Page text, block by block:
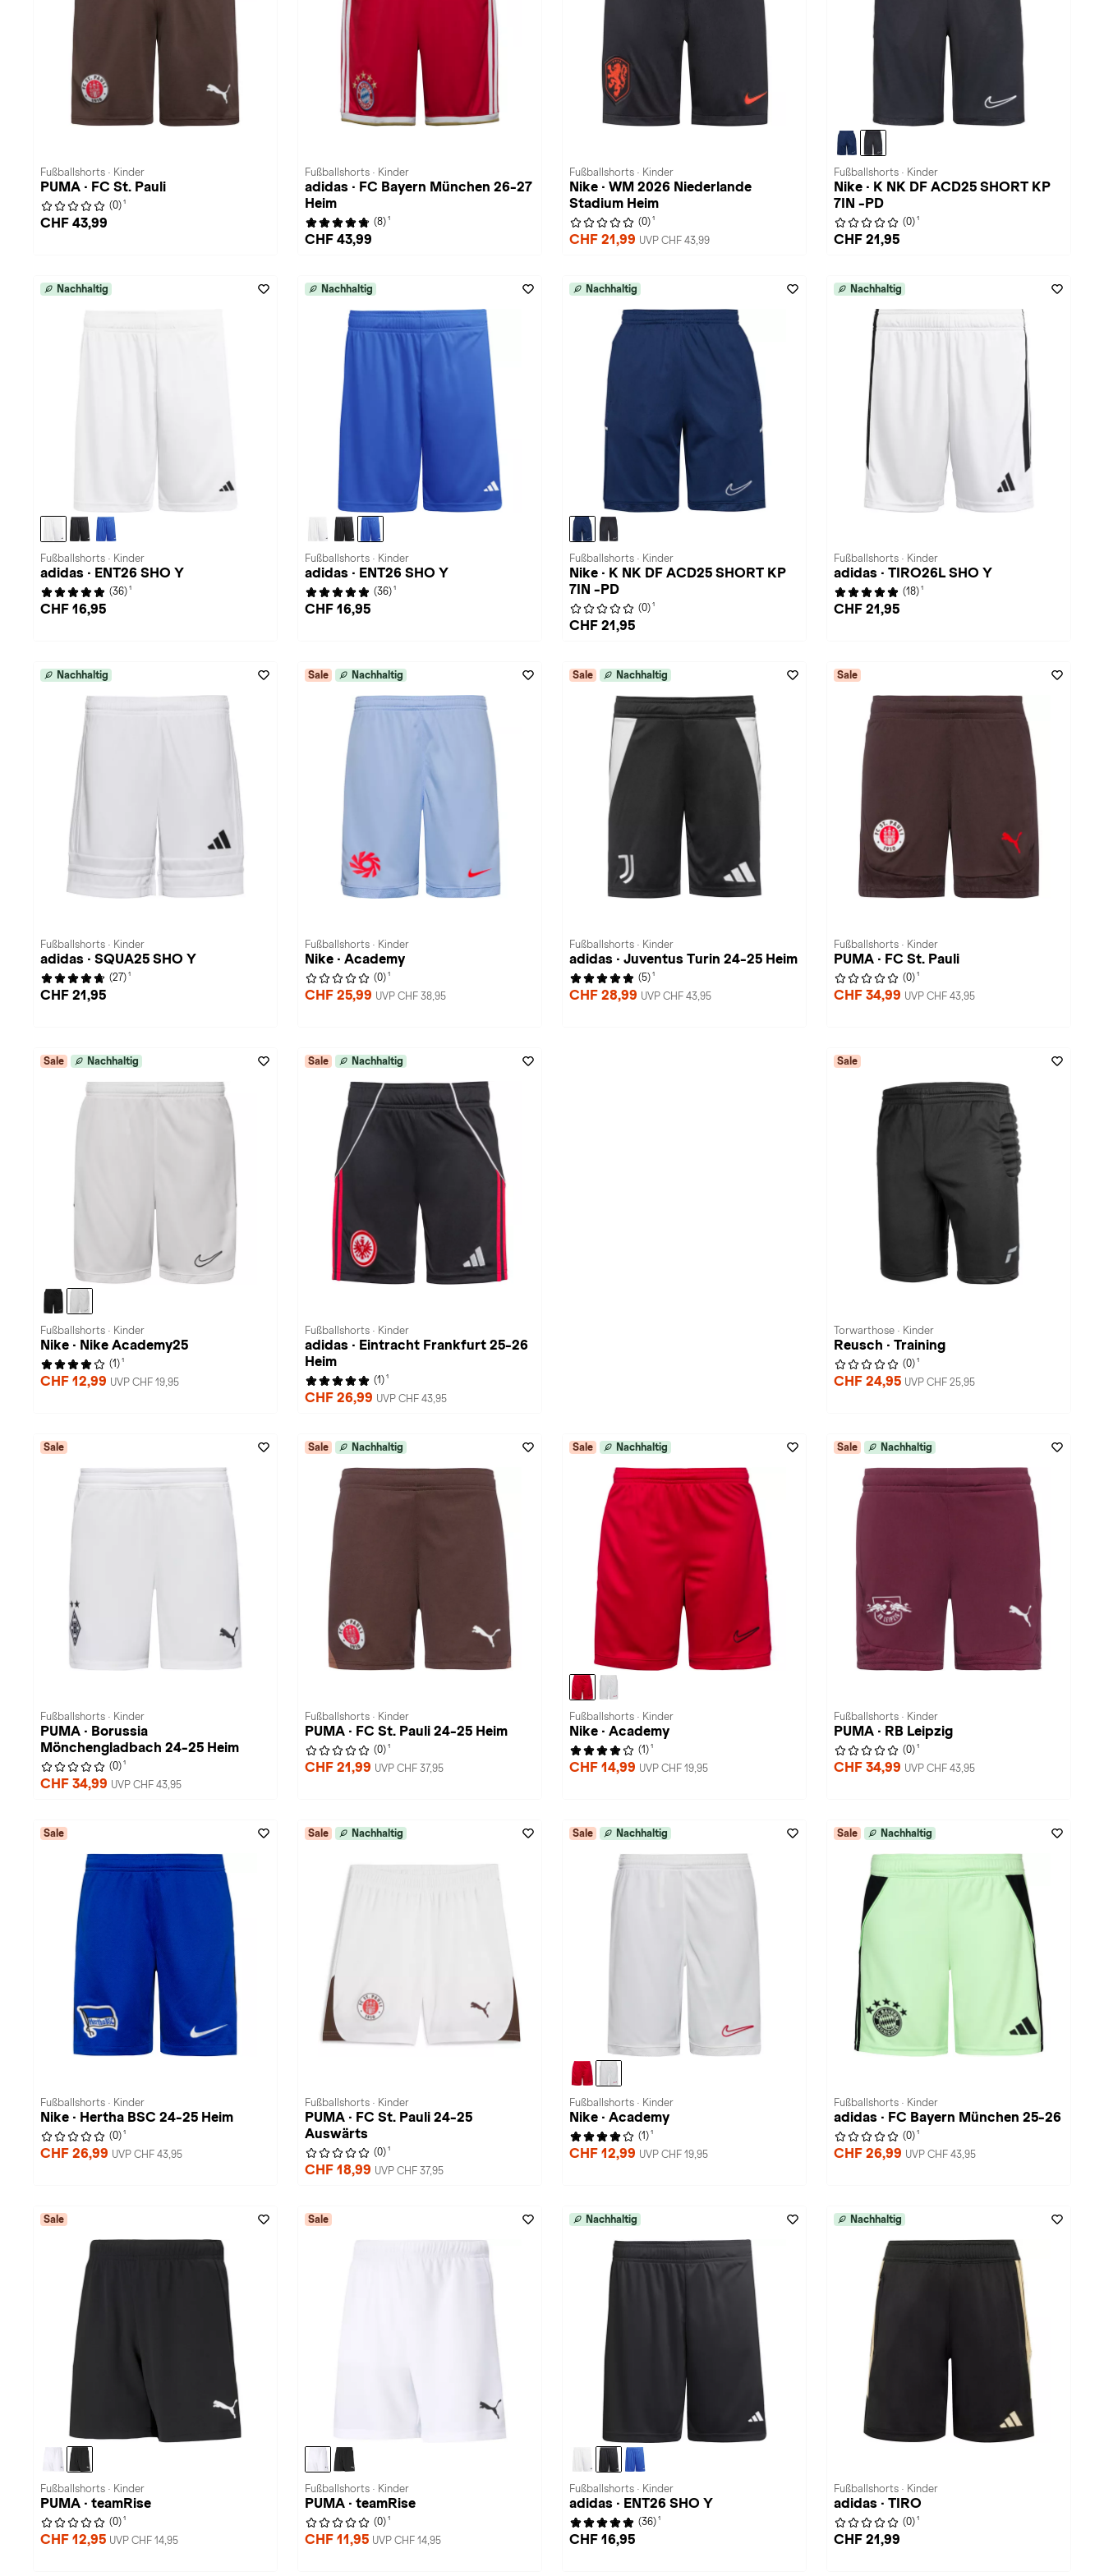
Fußballshorts · Kinder
PUMA · FC St. Pauli
(0) 1
CHF 43,99
Fußballshorts · Kinder
adidas · FC Bayern München 26-27
Heim
(8) 1
CHF 43,99
Fußballshorts · Kinder
Nike · WM 2026 Niederlande
Stadium Heim
(0) 1
CHF 21,99 UVP CHF 43,99
Fußballshorts · Kinder
Nike · K NK DF ACD25 SHORT KP
7IN -PD
(0) 1
CHF 21,95
Nachhaltig
Fußballshorts · Kinder
adidas · ENT26 SHO Y
(36) 1
CHF 16,95
Nachhaltig
Fußballshorts · Kinder
adidas · ENT26 SHO Y
(36) 1
CHF 16,95
Nachhaltig
Fußballshorts · Kinder
Nike · K NK DF ACD25 SHORT KP
7IN -PD
(0) 1
CHF 21,95
Nachhaltig
Fußballshorts · Kinder
adidas · TIRO26L SHO Y
(18) 1
CHF 21,95
Nachhaltig
Fußballshorts · Kinder
adidas · SQUA25 SHO Y
(27) 1
CHF 21,95
Sale Nachhaltig
Fußballshorts · Kinder
Nike · Academy
(0) 1
CHF 25,99 UVP CHF 38,95
Sale Nachhaltig
Fußballshorts · Kinder
adidas · Juventus Turin 24-25 Heim
(5) 1
CHF 28,99 UVP CHF 43,95
Sale
Fußballshorts · Kinder
PUMA · FC St. Pauli
(0) 1
CHF 34,99 UVP CHF 43,95
Sale Nachhaltig
Fußballshorts · Kinder
Nike · Nike Academy25
(1) 1
CHF 12,99 UVP CHF 19,95
Sale Nachhaltig
Fußballshorts · Kinder
adidas · Eintracht Frankfurt 25-26
Heim
(1) 1
CHF 26,99 UVP CHF 43,95
Sale
Torwarthose · Kinder
Reusch · Training
(0) 1
CHF 24,95 UVP CHF 25,95
Sale
Fußballshorts · Kinder
PUMA · Borussia
Mönchengladbach 24-25 Heim
(0) 1
CHF 34,99 UVP CHF 43,95
Sale Nachhaltig
Fußballshorts · Kinder
PUMA · FC St. Pauli 24-25 Heim
(0) 1
CHF 21,99 UVP CHF 37,95
Sale Nachhaltig
Fußballshorts · Kinder
Nike · Academy
(1) 1
CHF 14,99 UVP CHF 19,95
Sale Nachhaltig
Fußballshorts · Kinder
PUMA · RB Leipzig
(0) 1
CHF 34,99 UVP CHF 43,95
Sale
Fußballshorts · Kinder
Nike · Hertha BSC 24-25 Heim
(0) 1
CHF 26,99 UVP CHF 43,95
Sale Nachhaltig
Fußballshorts · Kinder
PUMA · FC St. Pauli 24-25
Auswärts
(0) 1
CHF 18,99 UVP CHF 37,95
Sale Nachhaltig
Fußballshorts · Kinder
Nike · Academy
(1) 1
CHF 12,99 UVP CHF 19,95
Sale Nachhaltig
Fußballshorts · Kinder
adidas · FC Bayern München 25-26
(0) 1
CHF 26,99 UVP CHF 43,95
Sale
Fußballshorts · Kinder
PUMA · teamRise
(0) 1
CHF 12,95 UVP CHF 14,95
Sale
Fußballshorts · Kinder
PUMA · teamRise
(0) 1
CHF 11,95 UVP CHF 14,95
Nachhaltig
Fußballshorts · Kinder
adidas · ENT26 SHO Y
(36) 1
CHF 16,95
Nachhaltig
Fußballshorts · Kinder
adidas · TIRO
(0) 1
CHF 21,99